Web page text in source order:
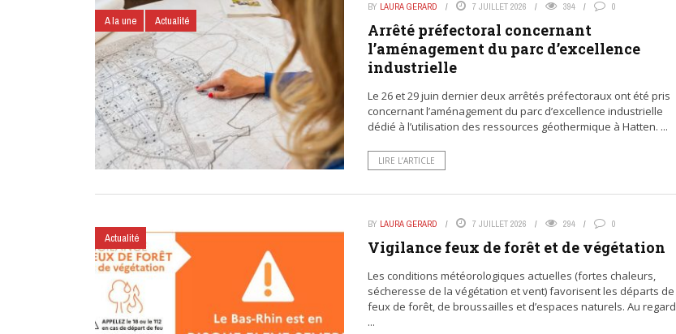
A la une Actualité
BY LAURA GERARD 7 JUILLET 2026 394 0
Arrêté préfectoral concernant
l’aménagement du parc d’excellence
industrielle
Le 26 et 29 juin dernier deux arrêtés préfectoraux ont été pris
concernant l’aménagement du parc d’excellence industrielle
dédié à l’utilisation des ressources géothermique à Hatten. ...
LIRE L’ARTICLE
Actualité
BY LAURA GERARD 7 JUILLET 2026 294 0
Vigilance feux de forêt et de végétation
Les conditions météorologiques actuelles (fortes chaleurs,
sécheresse de la végétation et vent) favorisent les départs de
feux de forêt, de broussailles et d’espaces naturels. Au regard
...